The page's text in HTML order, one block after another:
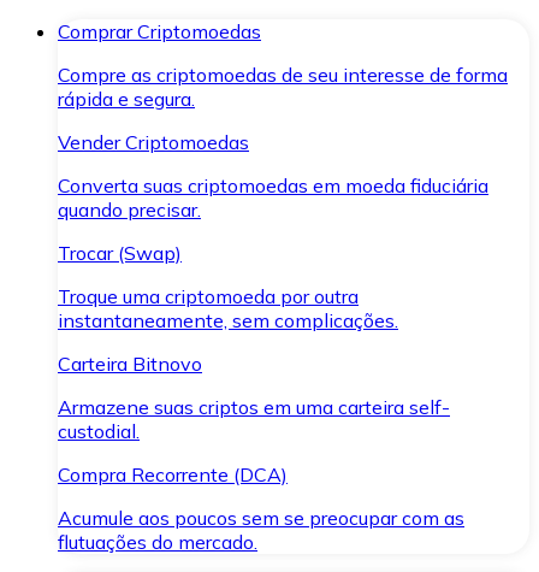
Comprar Criptomoedas
Compre as criptomoedas de seu interesse de forma
rápida e segura.
Vender Criptomoedas
Converta suas criptomoedas em moeda fiduciária
quando precisar.
Trocar (Swap)
Troque uma criptomoeda por outra
instantaneamente, sem complicações.
Carteira Bitnovo
Armazene suas criptos em uma carteira self-
custodial.
Compra Recorrente (DCA)
Acumule aos poucos sem se preocupar com as
flutuações do mercado.